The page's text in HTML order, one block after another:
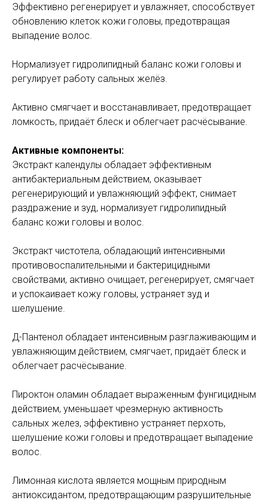
Эффективно регенерирует и увлажняет, способствует
обновлению клеток кожи головы, предотвращая
выпадение волос.
Нормализует гидролипидный баланс кожи головы и
регулирует работу сальных желёз.
Активно смягчает и восстанавливает, предотвращает
ломкость, придаёт блеск и облегчает расчёсывание.
Активные компоненты:
Экстракт календулы обладает эффективным
антибактериальным действием, оказывает
регенерирующий и увлажняющий эффект, снимает
раздражение и зуд, нормализует гидролипидный
баланс кожи головы и волос.
Экстракт чистотела, обладающий интенсивными
противовоспалительными и бактерицидными
свойствами, активно очищает, регенерирует, смягчает
и успокаивает кожу головы, устраняет зуд и
шелушение.
Д-Пантенол обладает интенсивным разглаживающим и
увлажняющим действием, смягчает, придаёт блеск и
облегчает расчёсывание.
Пироктон оламин обладает выраженным фунгицидным
действием, уменьшает чрезмерную активность
сальных желез, эффективно устраняет перхоть,
шелушение кожи головы и предотвращает выпадение
волос.
Лимонная кислота является мощным природным
антиоксидантом, предотвращающим разрушительные